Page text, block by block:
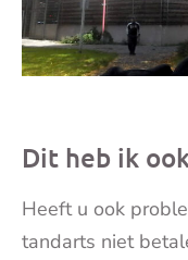
Dit heb ik
Heeft u ook
tandarts niet